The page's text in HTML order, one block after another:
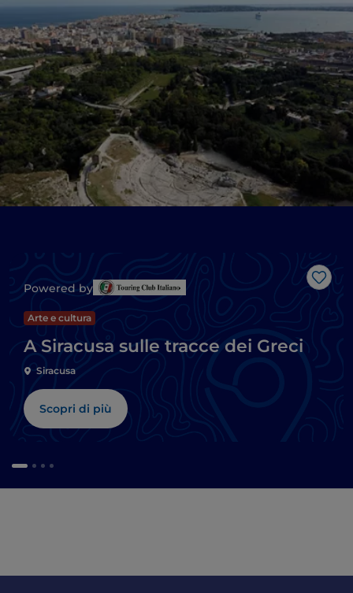
Like
Powered by
Arte e cultura
A Siracusa sulle tracce dei Greci
Siracusa
Scopri di più